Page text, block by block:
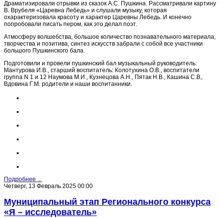
Драматизировали отрывки из сказок А.С. Пушкина. Рассматривали картину
В. Врубеля «Царевна Лебедь» и слушали музыку, которая
охарактеризовала красоту и характер Царевны Лебедь. И конечно
попробовали писать пером, как это делал поэт.
Атмосферу волшебства, большое количество познавательного материала,
творчества и позитива, синтез искусств забрали с собой все участники
большого Пушкинского бала.
Подготовили и провели пушкинский бал музыкальный руководитель:
Мантурова И.В., старший воспитатель: Колотухина О.В., воспитатели
группа N 1 и 12 Наумова М.И., Кузнецова А.Н., Пятак Н.В., Кашина С.В,.
Вдовина Г.М. родители и наши воспитанники.
Подробнее ...
Четверг, 13 Февраль 2025 00:00
Муниципальный этап Регионального конкурса
«Я – исследователь»